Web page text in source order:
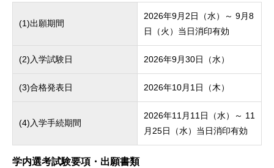
(1)出願期間
2026年9月2日（水）～ 9月8
日（火）当日消印有効
(2)入学試験日 2026年9月30日（水）
(3)合格発表日 2026年10月1日（木）
(4)入学手続期間
2026年11月11日（水）～ 11
月25日（水）当日消印有効
学内選考試験要項・出願書類